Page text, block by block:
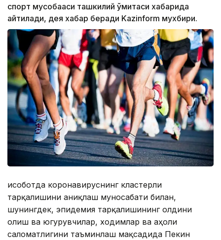
спорт мусобақаси ташкилий қўмитаси хабарида
айтилади, дея хабар беради Kazinform мухбири.
Ҳисоботда коронавируснинг кластерли
тарқалишини аниқлаш муносабати билан,
шунингдек, эпидемия тарқалишининг олдини
олиш ва югурувчилар, ходимлар ва аҳоли
саломатлигини таъминлаш мақсадида Пекин